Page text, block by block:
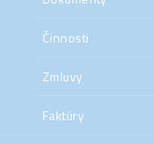
Činnosti
Zmluvy
Faktúry